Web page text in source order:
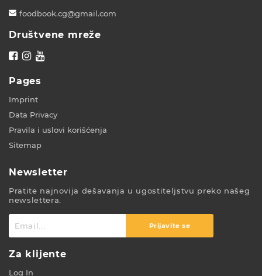
foodbook.cg@gmail.com
Društvene mreže
Pages
Imprint
Data Privacy
Pravila i uslovi korišćenja
Sitemap
Newsletter
Pratite najnovija dešavanja u ugostiteljstvu preko našeg
newslettera.
Prijavite se
Za klijente
Log In